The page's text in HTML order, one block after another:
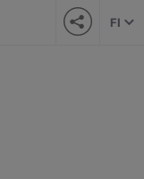
FI